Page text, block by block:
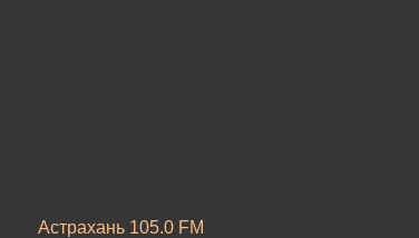
Астрахань 105.0 FM